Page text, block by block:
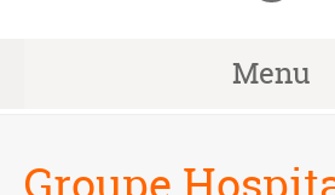
Menu